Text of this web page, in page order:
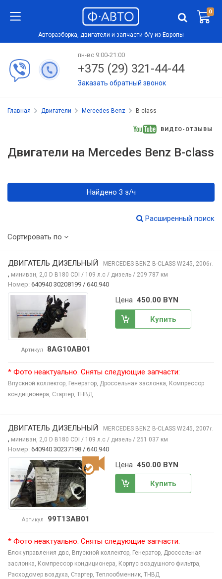
0
Авторазборка, двигатели и запчасти б/у из Европы
пн-вс 9:00-21:00
+375 (29) 321-44-44
Заказать обратный звонок
Главная Двигатели Mercedes Benz B-class
ВИДЕО-ОТЗЫВЫ
Двигатели на Mercedes Benz B-class
Найдено 3 з/ч
Расширенный поиск
Сортировать по
ДВИГАТЕЛЬ ДИЗЕЛЬНЫЙ MERCEDES BENZ B-CLASS W245, 2006г.
, минивэн, 2,0 D B180 CDI / 109 л.с / дизель / 209 787 км
Номер: 640940 30208199 / 640.940
Артикул 8AG10AB01
Цена 450.00 BYN
Купить
* Фото неактуально. Сняты следующие запчасти:
Впускной коллектор, Генератор, Дроссельная заслонка, Компрессор
кондиционера, Стартер, ТНВД
ДВИГАТЕЛЬ ДИЗЕЛЬНЫЙ MERCEDES BENZ B-CLASS W245, 2007г.
, минивэн, 2,0 D B180 CDI / 109 л.с / дизель / 251 037 км
Номер: 640940 30237198 / 640.940
Артикул 99T13AB01
Цена 450.00 BYN
Купить
* Фото неактуально. Сняты следующие запчасти:
Блок управления двс, Впускной коллектор, Генератор, Дроссельная
заслонка, Компрессор кондиционера, Корпус воздушного фильтра,
Расходомер воздуха, Стартер, Теплообменник, ТНВД